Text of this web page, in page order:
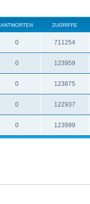
ANTWORTEN ZUGRIFFE
0 711254
0 123959
0 123875
0 122937
0 123999